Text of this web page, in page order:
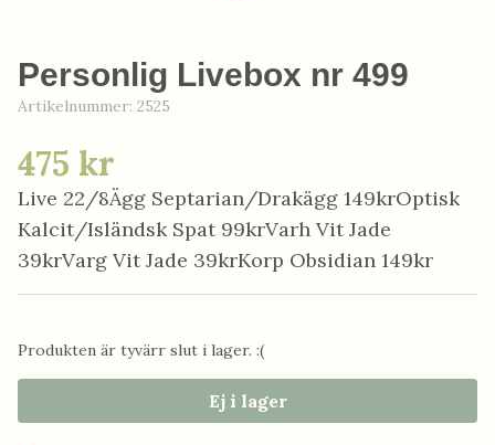
Personlig Livebox nr 499
Artikelnummer: 2525
475 kr
Live 22/8Ägg Septarian/Drakägg 149krOptisk
Kalcit/Isländsk Spat 99krVarh Vit Jade
39krVarg Vit Jade 39krKorp Obsidian 149kr
Produkten är tyvärr slut i lager. :(
Ej i lager